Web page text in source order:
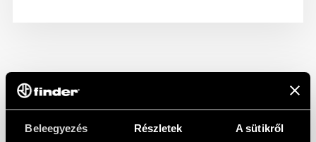
Beleegyezés Részletek A sütikről